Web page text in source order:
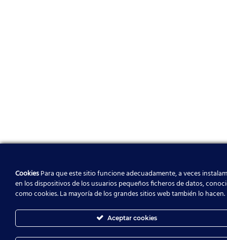
CookiesPara que este sitio funcione adecuadamente, a veces
en los dispositivos de los usuarios pequeños ficheros de datos,
como cookies. La mayoría de los grandes sitios web también lo hacen.
Aceptar cookies